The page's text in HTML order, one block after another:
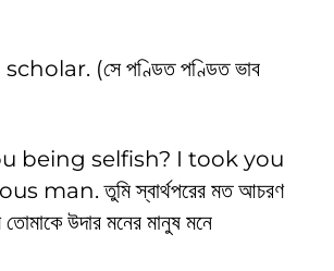
(সে পণ্ডিত পণ্ডিত ভাব
being selfish? I took you
man.তুমি স্বার্থপরের মত আচরণ
উদার মনের মানুষ মনে